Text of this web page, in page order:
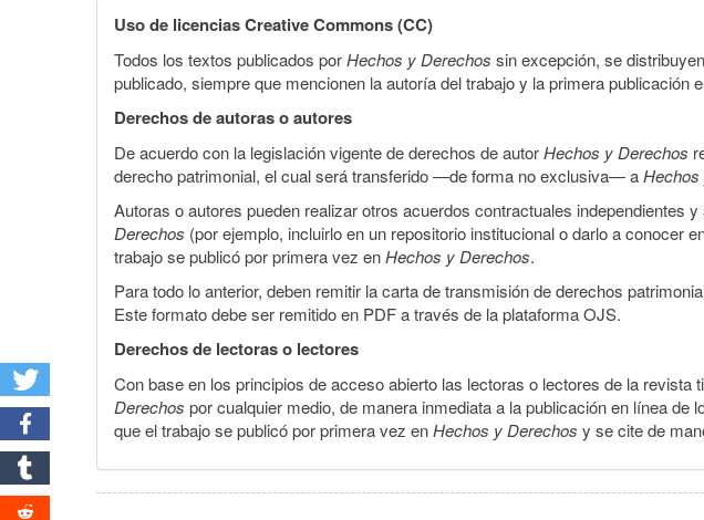
Uso de licencias Creative Commons (CC)
Todos los textos publicados porHechos y Derechos sin excepción, se
publicado, siempre que mencionen la autoría del trabajo y la primera
Derechos de autoras o autores
De acuerdo con la legislación vigente de derechos de autorHechos y Derechos
derecho patrimonial, el cual será transferido —de forma no exclusiva— aHechos
Autoras o autores pueden realizar otros acuerdos contractuales independientes
Derechos (por ejemplo, incluirlo en un repositorio institucional o darlo a conocer
trabajo se publicó por primera vez enHechos y Derechos.
Para todo lo anterior, deben remitir la carta de transmisión de derechos
Este formato debe ser remitido en PDF a través de la plataforma OJS.
Derechos de lectoras o lectores
Con base en los principios de acceso abierto las lectoras o lectores de la
Derechos por cualquier medio, de manera inmediata a la publicación en línea
que el trabajo se publicó por primera vez enHechos y Derechos y se cite de